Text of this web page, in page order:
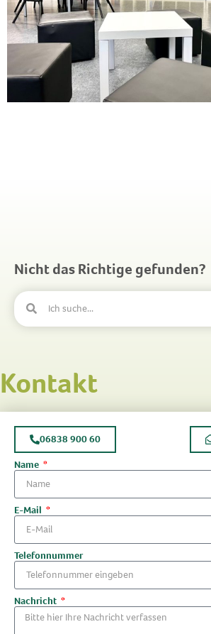
Nicht das Richtige gefunden?
Kontakt
06838 900 60
Name
E-Mail
Telefonnummer
Nachricht